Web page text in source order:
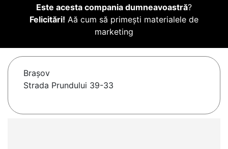
Este acesta compania dumneavoastră?
Felicitări! Aă cum să primești materialele de
marketing
Braşov
Strada Prundului 39-33